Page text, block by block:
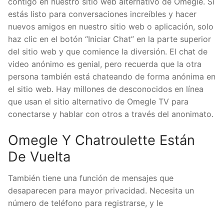
estás listo para conversaciones increíbles y hacer
nuevos amigos en nuestro sitio web o aplicación, solo
haz clic en el botón “Iniciar Chat” en la parte superior
del sitio web y que comience la diversión. El chat de
video anónimo es genial, pero recuerda que la otra
persona también está chateando de forma anónima en
el sitio web. Hay millones de desconocidos en línea
que usan el sitio alternativo de Omegle TV para
conectarse y hablar con otros a través del anonimato.
Omegle Y Chatroulette Están
De Vuelta
También tiene una función de mensajes que
desaparecen para mayor privacidad. Necesita un
número de teléfono para registrarse, y le